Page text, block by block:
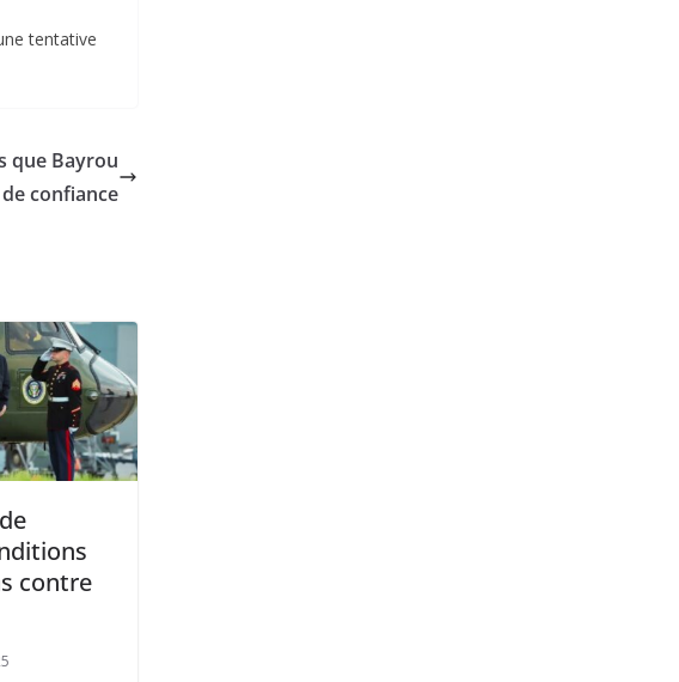
tentative
que Bayrou
confiance
contre